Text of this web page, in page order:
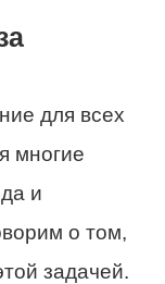
для всех
многие
и
о том,
задачей.